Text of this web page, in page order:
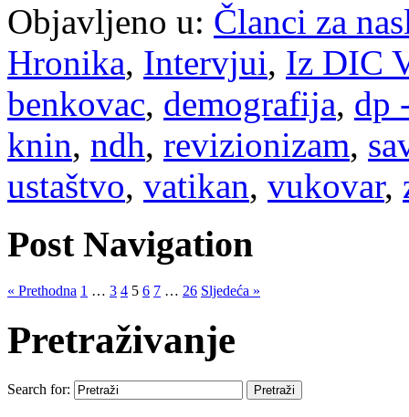
Objavljeno u: Članci za
Hronika, Intervjui, Iz DIC
benkovac, demografija, dp
knin, ndh, revizionizam,
ustaštvo, vatikan, vukovar,
Post Navigation
« Prethodna 1 … 3 4 5 6 7 … 26 Sljedeća »
Pretraživanje
Search for: